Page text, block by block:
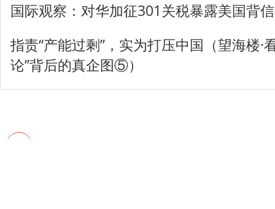
国际观察：对华加征301关税暴露美国背
指责“产能过剩”，实为打压中国（望海楼·
论”背后的真企图⑤）